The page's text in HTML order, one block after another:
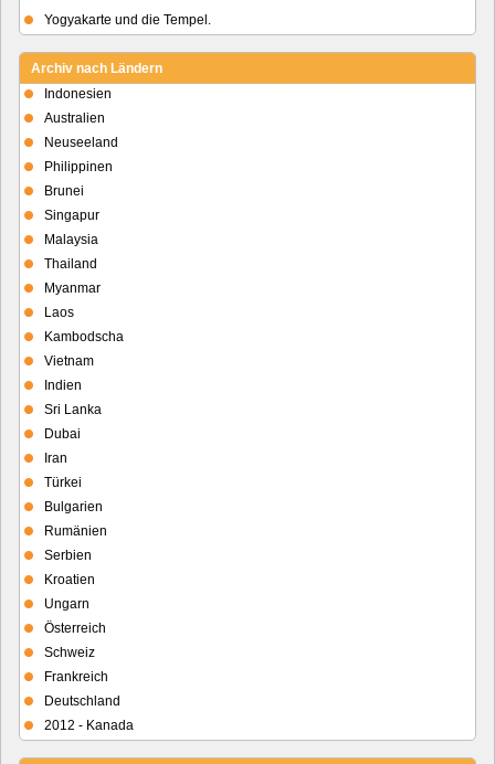
Yogyakarte und die Tempel.
Archiv nach Ländern
Indonesien
Australien
Neuseeland
Philippinen
Brunei
Singapur
Malaysia
Thailand
Myanmar
Laos
Kambodscha
Vietnam
Indien
Sri Lanka
Dubai
Iran
Türkei
Bulgarien
Rumänien
Serbien
Kroatien
Ungarn
Österreich
Schweiz
Frankreich
Deutschland
2012 - Kanada